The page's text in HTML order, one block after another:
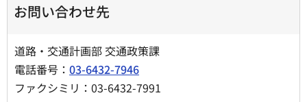
お問い合わせ先
道路・交通計画部 交通政策課
電話番号： 03-6432-7946
ファクシミリ：03-6432-7991